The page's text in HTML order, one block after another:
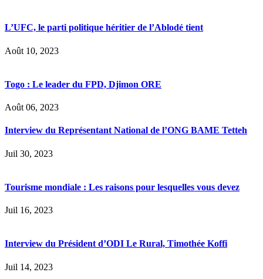
L’UFC, le parti politique héritier de l’Ablodé tient
Août 10, 2023
Togo : Le leader du FPD, Djimon ORE
Août 06, 2023
Interview du Représentant National de l’ONG BAME Tetteh
Juil 30, 2023
Tourisme mondiale : Les raisons pour lesquelles vous devez
Juil 16, 2023
Interview du Président d’ODI Le Rural, Timothée Koffi
Juil 14, 2023